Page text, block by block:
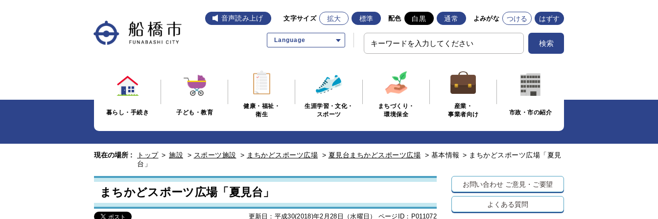
音声読み上げ 文字サイズ 拡大 標準 配色 白黒 通常 よみがな つける はずす
Language 検索
暮らし・手続き 子ども・教育
健康・福祉・
衛生
生涯学習・文化・
スポーツ
まちづくり・
環境保全
産業・
事業者向け
市政・市の紹介
現在の場所 : トップ > 施設 > スポーツ施設 > まちかどスポーツ広場 > 夏見台まちかどスポーツ広場 > 基本情報 > まちかどスポーツ広場「夏見
台」
まちかどスポーツ広場「夏見台」
更新日：平成30(2018)年2月28日（水曜日） ページID：P011072
お問い合わせ ご意見・ご要望
よくある質問